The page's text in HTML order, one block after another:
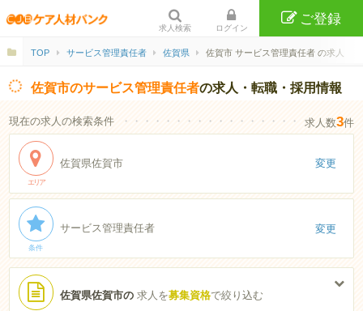
求人検索 ログイン
ご登録
TOP サービス管理責任者 佐賀県 佐賀市 サービス管理責任者 の求人
佐賀市のサービス管理責任者の求人・転職・採用情報
現在の求人の検索条件 ・・・・・・・・・・・・・・・・・・・・・・
求人数3件
エリア
佐賀県佐賀市 変更
条件
サービス管理責任者 変更
佐賀県佐賀市の求人を募集資格で絞り込む